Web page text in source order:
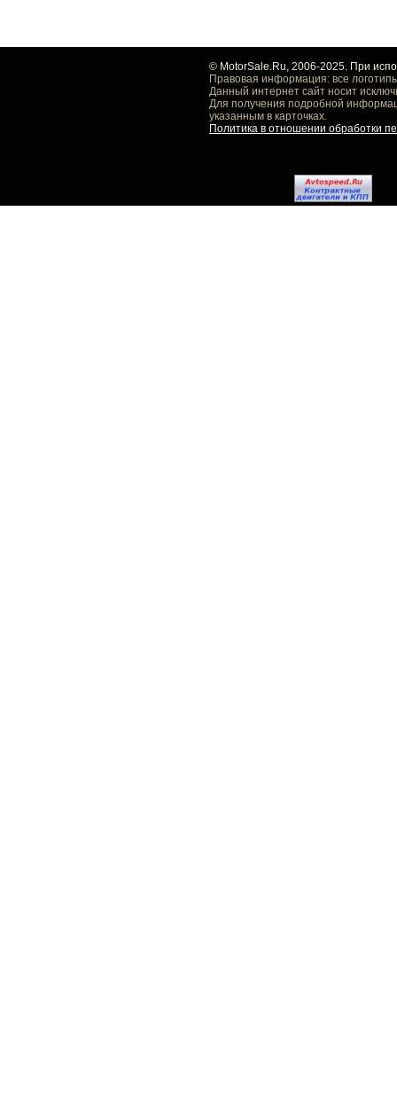
© MotorSale.Ru, 2006-2025. При
Правовая информация: все
Данный интернет сайт носит
Для получения подробной
указанным в карточках.
Политика в отношении обработки